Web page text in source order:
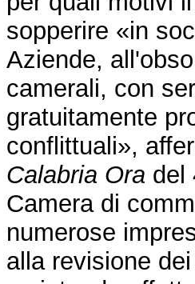
sopperire «in
Aziende,
camerali, con
gratuitamente
conflittuali»,
Calabria Ora del
Camera di
numerose
alla revisione